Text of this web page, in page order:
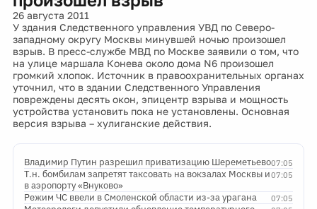
26 августа 2011
У здания Следственного управления УВД по Северо-
западному округу Москвы минувшей ночью произошел
взрыв. В пресс-службе МВД по Москве заявили о том, что
на улице маршала Конева около дома N6 произошел
громкий хлопок. Источник в правоохранительных органах
уточнил, что в здании Следственного Управления
повреждены десять окон, эпицентр взрыва и мощность
устройства установить пока не установлены. Основная
версия взрыва – хулиганские действия.
07:05
Владимир Путин разрешил приватизацию Шереметьево
07:05
Т.н. бомбилам запретят таксовать на вокзалах Москвы и
в аэропорту «Внуково»
07:05
Режим ЧС ввели в Смоленской области из-за урагана